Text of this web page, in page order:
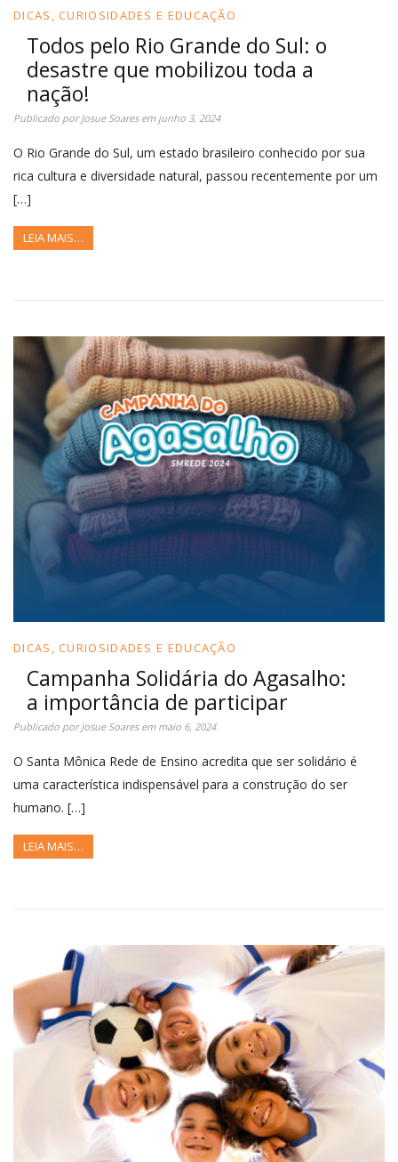
DICAS, CURIOSIDADES E EDUCAÇÃO
Todos pelo Rio Grande do Sul: o
desastre que mobilizou toda a
nação!
Publicado porJosue Soaresem junho 3, 2024
O Rio Grande do Sul, um estado brasileiro conhecido por sua
rica cultura e diversidade natural, passou recentemente por um
[…]
LEIA MAIS…
DICAS, CURIOSIDADES E EDUCAÇÃO
Campanha Solidária do Agasalho:
a importância de participar
Publicado porJosue Soaresem maio 6, 2024
O Santa Mônica Rede de Ensino acredita que ser solidário é
uma característica indispensável para a construção do ser
humano. […]
LEIA MAIS…